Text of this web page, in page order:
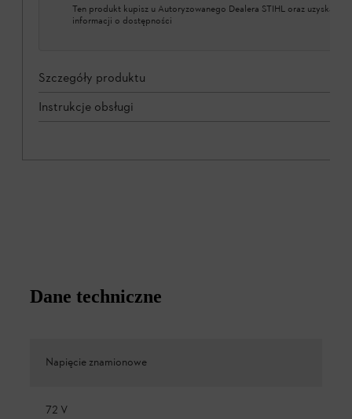
Ten produkt kupisz u Autoryzowanego Dealera STIHL oraz uzyskasz
informacji o dostępności
Szczegóły produktu
Instrukcje obsługi
Dane techniczne
Napięcie znamionowe
72 V